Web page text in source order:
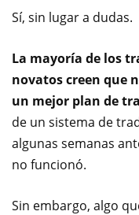
Sí, sin lugar a dudas.
La mayoría de los
novatos creen que
un mejor plan de
de un sistema de
algunas semanas
no funcionó.
Sin embargo, algo